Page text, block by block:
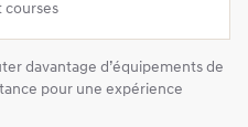
courses
davantage d’équipements de
pour une expérience